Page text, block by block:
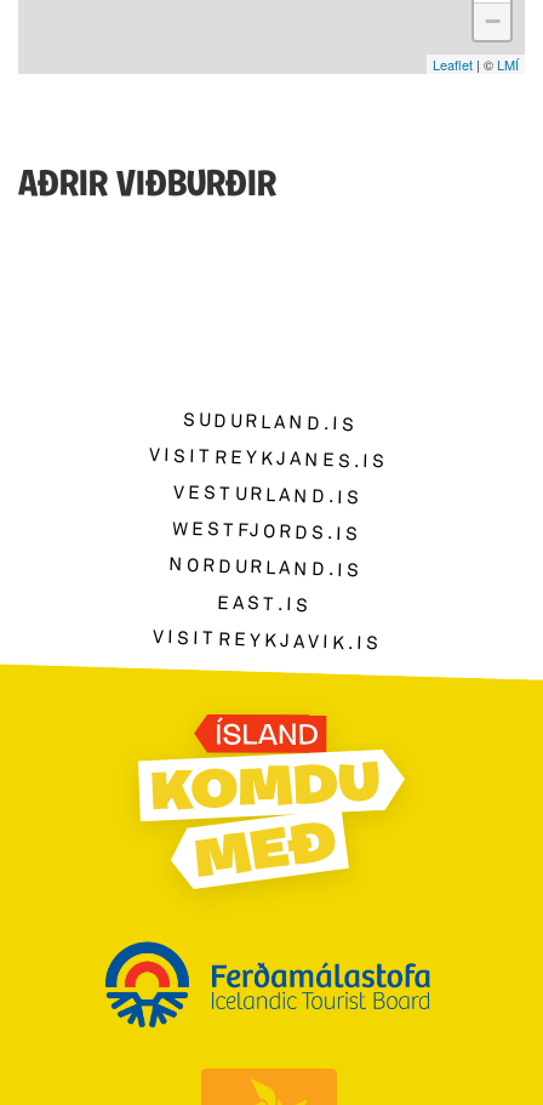
−
Leaflet | ©LMÍ
AÐRIR VIÐBURÐIR
SUDURLAND.IS
VISITREYKJANES.IS
VESTURLAND.IS
WESTFJORDS.IS
NORDURLAND.IS
EAST.IS
VISITREYKJAVIK.IS